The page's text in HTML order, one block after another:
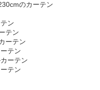
のカーテン
ン
テン
ーテン
テン
ーテン
テン